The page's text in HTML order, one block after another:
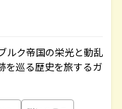
ルク帝国の栄光と動乱
を巡る歴史を旅するガ